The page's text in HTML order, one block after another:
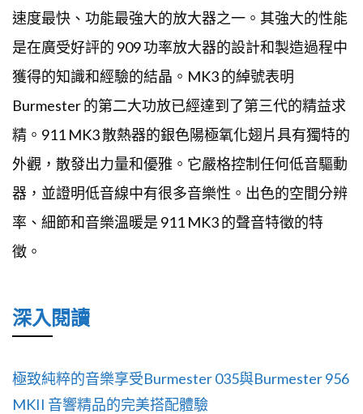
速度最快、功能最強大的放大器之一。其強大的性能
是在廣受好評的 909 功率放大器的設計和製造過程中
獲得的知識和經驗的結晶。MK3 的綽號表明
Burmester 的第二大功放已經達到了第三代的精益求
精。911 MK3 散熱器的銀色陽極氧化翅片具有獨特的
外觀，散發出力量和優雅。它嚴格控制任何低音驅動
器，並證明低音線中有很多音樂性。出色的空間分辨
率、細節和音樂溫暖是 911 MK3 的聲音特徵的特
徵。
深入閱讀
極致純粹的音樂享受Burmester 035與Burmester 956
MKII 音響精品的完美搭配體驗